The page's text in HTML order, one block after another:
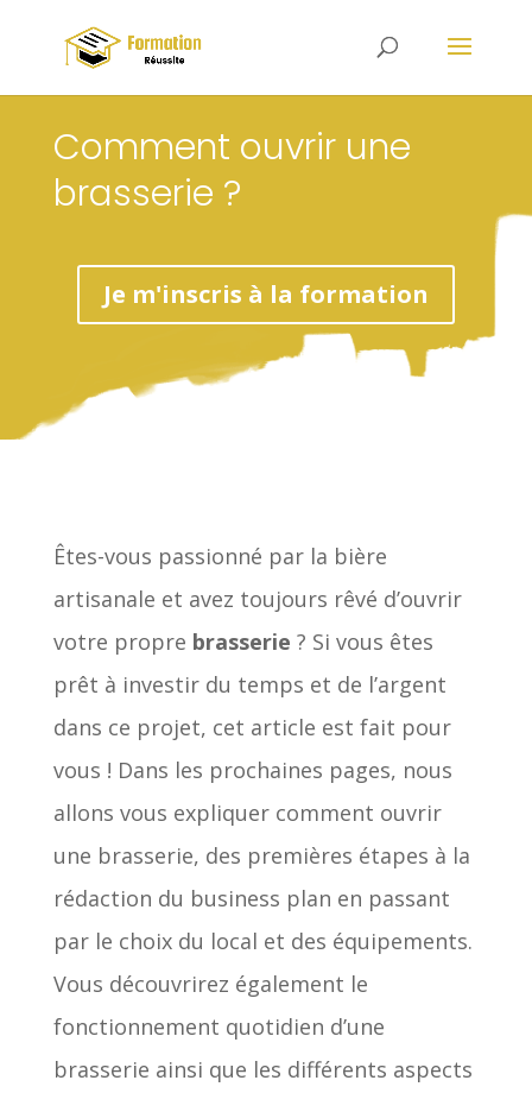
Comment ouvrir une
brasserie ?
Je m'inscris à la formation
Êtes-vous passionné par la bière
artisanale et avez toujours rêvé d’ouvrir
votre propre brasserie ? Si vous êtes
prêt à investir du temps et de l’argent
dans ce projet, cet article est fait pour
vous ! Dans les prochaines pages, nous
allons vous expliquer comment ouvrir
une brasserie, des premières étapes à la
rédaction du business plan en passant
par le choix du local et des équipements.
Vous découvrirez également le
fonctionnement quotidien d’une
brasserie ainsi que les différents aspects